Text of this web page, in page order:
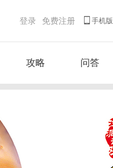
登录 免费注册 手机版
攻略 问答